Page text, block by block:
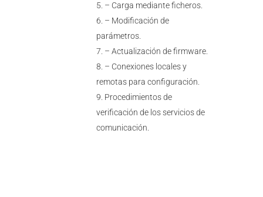
– Carga mediante ficheros.
– Modificación de
parámetros.
– Actualización de firmware.
– Conexiones locales y
remotas para configuración.
Procedimientos de
verificación de los servicios de
comunicación.